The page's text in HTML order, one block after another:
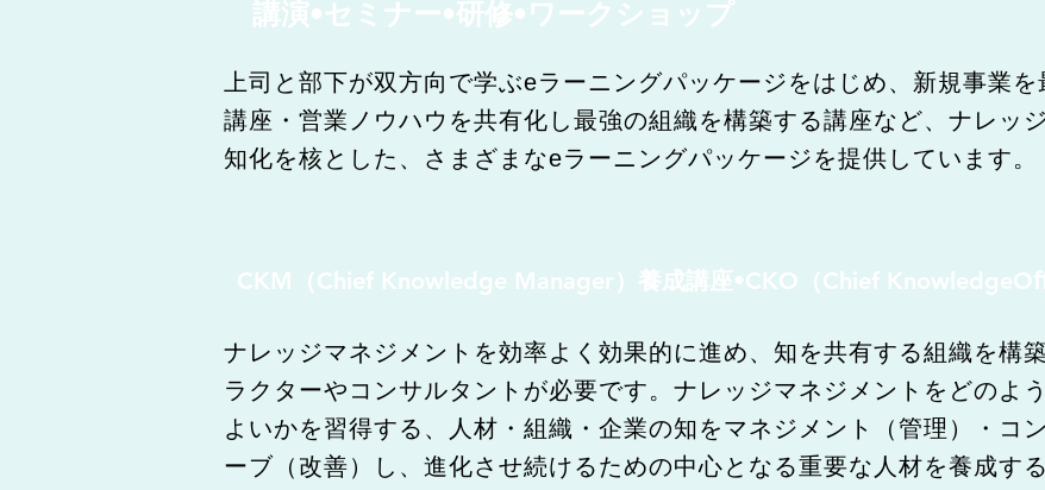
講演•セミナー•研修•ワークショップ
上司と部下が双方向で学ぶeラーニングパッケージをはじめ、新規事業
講座・営業ノウハウを共有化し最強の組織を構築する講座など、ナレッ
知化を核とした、さまざまなeラーニングパッケージを提供しています。
CKM（Chief Knowledge Manager）養成講座•CKO（Chief
ナレッジマネジメントを効率よく効果的に進め、知を共有する組織を構
ラクターやコンサルタントが必要です。ナレッジマネジメントをどのよ
よいかを習得する、人材・組織・企業の知をマネジメント（管理）・コ
ーブ（改善）し、進化させ続けるための中心となる重要な人材を養成する